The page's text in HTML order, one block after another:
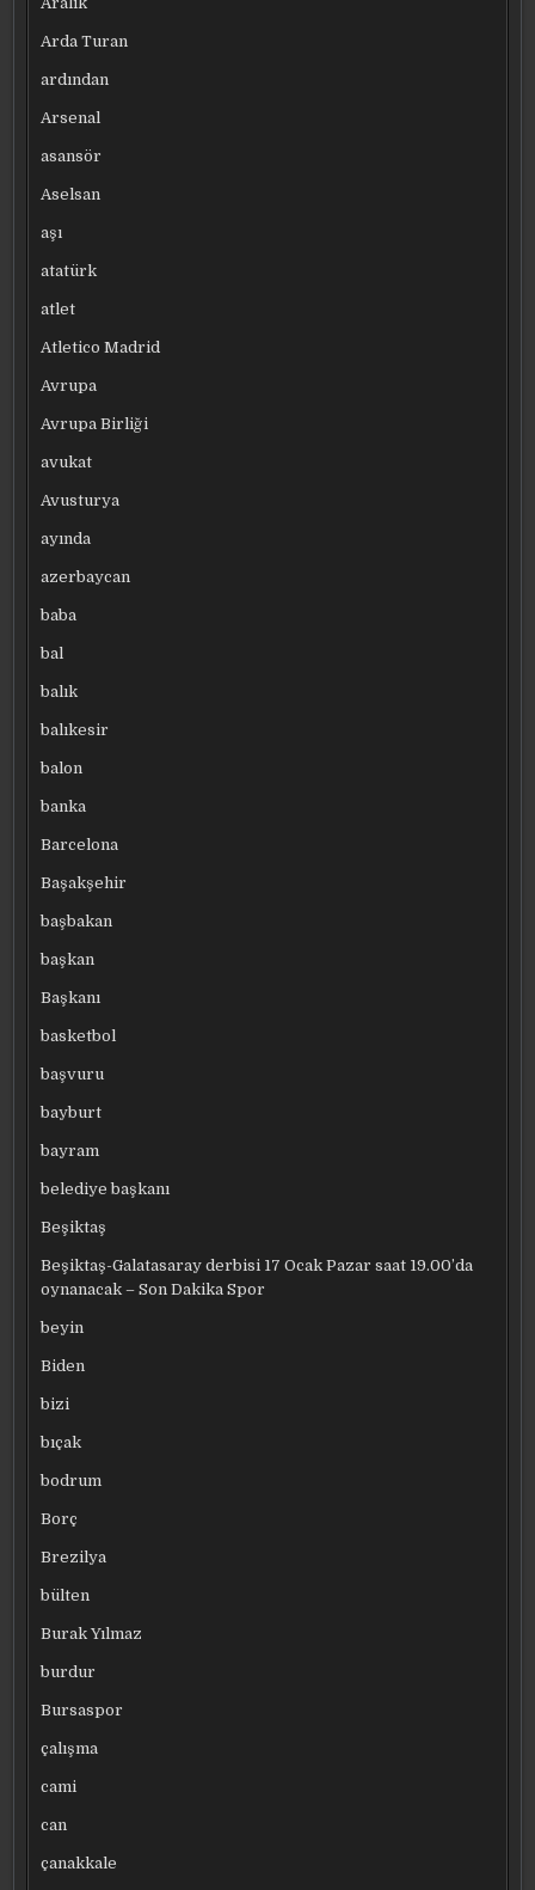
Arda Turan
ardından
Arsenal
asansör
Aselsan
aşı
atatürk
atlet
Atletico Madrid
Avrupa
Avrupa Birliği
avukat
Avusturya
ayında
azerbaycan
baba
bal
balık
balıkesir
balon
banka
Barcelona
Başakşehir
başbakan
başkan
Başkanı
basketbol
başvuru
bayburt
bayram
belediye başkanı
Beşiktaş
Beşiktaş-Galatasaray derbisi 17 Ocak Pazar saat 19.00’da
oynanacak – Son Dakika Spor
beyin
Biden
bizi
bıçak
bodrum
Borç
Brezilya
bülten
Burak Yılmaz
burdur
Bursaspor
çalışma
cami
can
çanakkale